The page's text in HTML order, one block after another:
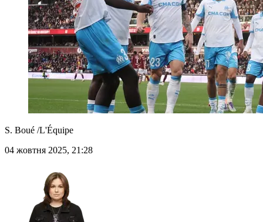
S. Boué /L'Équipe
04 жовтня 2025, 21:28